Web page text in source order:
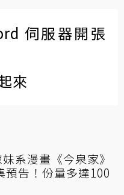
伺服器開張
來
系漫畫《今泉家》
預告！份量多達100